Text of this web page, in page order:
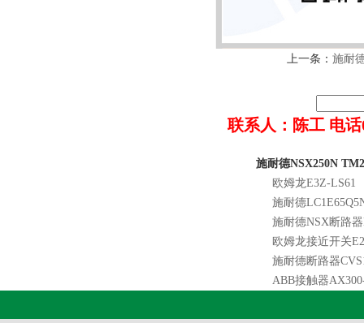
上一条：施耐
联系人：陈工 电话
施耐德NSX250N
欧姆龙E3Z-LS61
施耐德
施耐德NSX断路
欧姆龙接近开关
施耐德断路器
ABB接触器